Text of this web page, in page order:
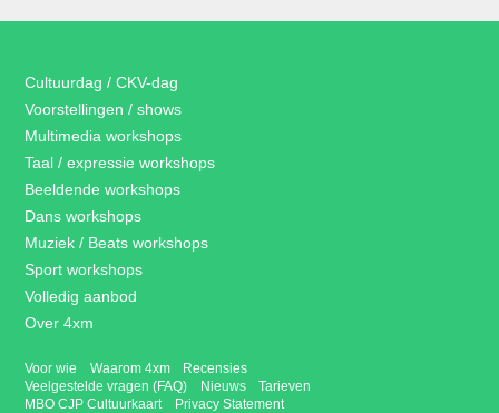
Cultuurdag / CKV-dag
Voorstellingen / shows
Multimedia workshops
Taal / expressie workshops
Beeldende workshops
Dans workshops
Muziek / Beats workshops
Sport workshops
Volledig aanbod
Over 4xm
Voor wie Waarom 4xm
Recensies
Veelgestelde vragen (FAQ)
Nieuws
Tarieven
MBO CJP Cultuurkaart
Privacy Statement